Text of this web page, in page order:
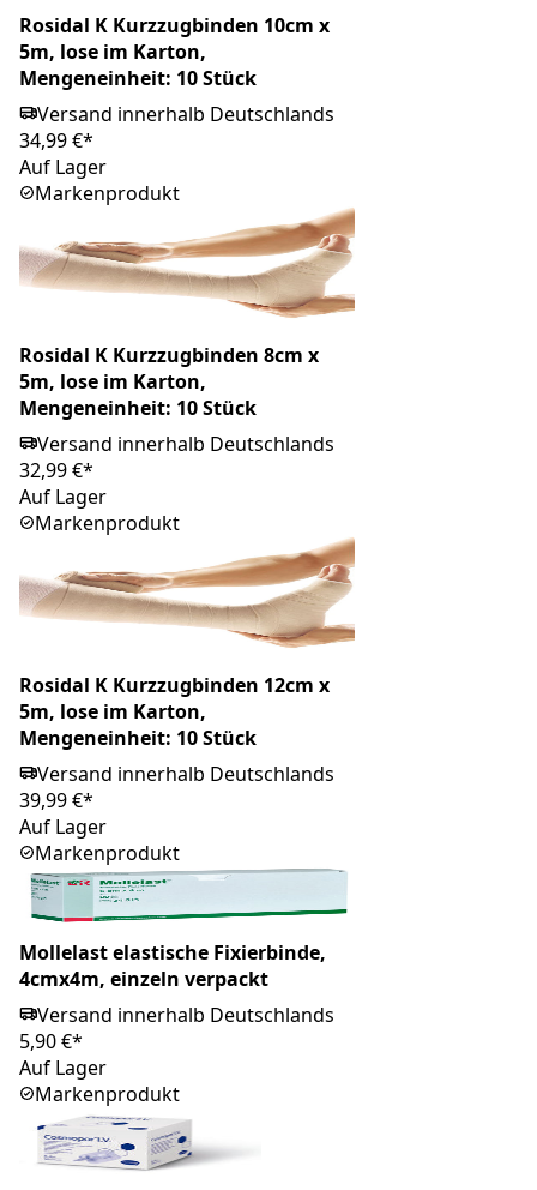
Rosidal K Kurzzugbinden 10cm x
5m, lose im Karton,
Mengeneinheit: 10 Stück
Versand innerhalb Deutschlands
34,99 €*
Auf Lager
Markenprodukt
Rosidal K Kurzzugbinden 8cm x
5m, lose im Karton,
Mengeneinheit: 10 Stück
Versand innerhalb Deutschlands
32,99 €*
Auf Lager
Markenprodukt
Rosidal K Kurzzugbinden 12cm x
5m, lose im Karton,
Mengeneinheit: 10 Stück
Versand innerhalb Deutschlands
39,99 €*
Auf Lager
Markenprodukt
Mollelast elastische Fixierbinde,
4cmx4m, einzeln verpackt
Versand innerhalb Deutschlands
5,90 €*
Auf Lager
Markenprodukt